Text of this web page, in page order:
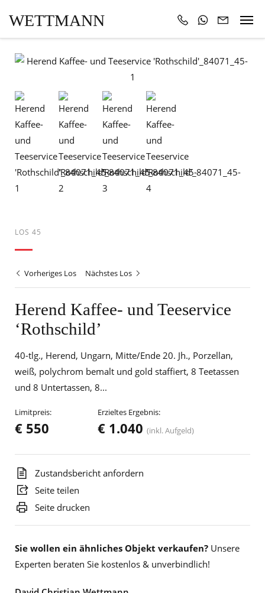
WETTMANN
LOS 45
Vorheriges Los Nächstes Los
Herend Kaffee- und Teeservice
‘Rothschild’
40-tlg., Herend, Ungarn, Mitte/Ende 20. Jh., Porzellan,
weiß, polychrom bemalt und gold staffiert, 8 Teetassen
und 8 Untertassen, 8...
Limitpreis:
€ 550
Erzieltes Ergebnis:
€ 1.040 (inkl. Aufgeld)
Zustandsbericht anfordern
Seite teilen
Seite drucken
Sie wollen ein ähnliches Objekt verkaufen? Unsere
Experten beraten Sie kostenlos & unverbindlich!